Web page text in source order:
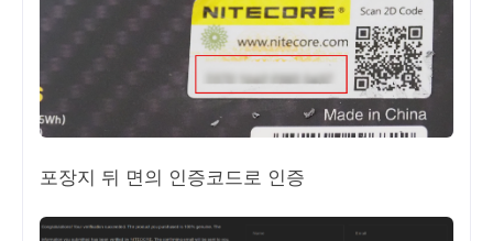
포장지 뒤 면의 인증코드로 인증